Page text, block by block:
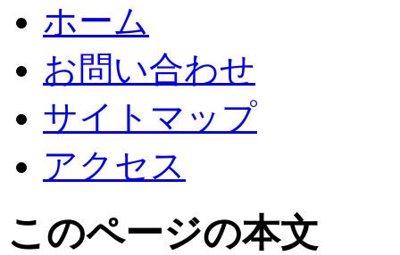
ホーム
お問い合わせ
サイトマップ
アクセス
このページの本文